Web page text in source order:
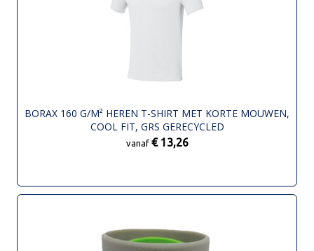
BORAX 160 G/M² HEREN T-SHIRT MET KORTE MOUWEN,
COOL FIT, GRS GERECYCLED
vanaf € 13,26